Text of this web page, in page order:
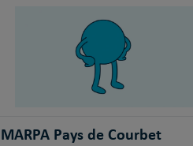
MARPA Pays de Courbet